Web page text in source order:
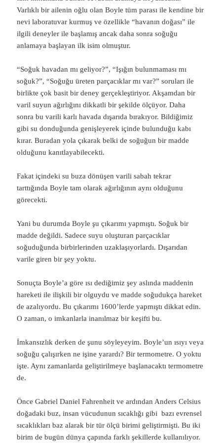
Varlıklı bir ailenin oğlu olan Boyle tüm parası ile kendine bir
nevi laboratuvar kurmuş ve özellikle “havanın doğası” ile
ilgili deneyler ile başlamış ancak daha sonra soğuğu
anlamaya başlayan ilk isim olmuştur.
“Soğuk havadan mı geliyor?”, “Işığın bulunmaması mı
soğuk?”, “Soğuğu üreten parçacıklar mı var?” soruları ile
birlikte çok basit bir deney gerçekleştiriyor. Akşamdan bir
varil suyun ağırlığını dikkatli bir şekilde ölçüyor. Daha
sonra bu varili karlı havada dışarıda bırakıyor. Bildiğimiz
gibi su donduğunda genişleyerek içinde bulunduğu kabı
kırar. Buradan yola çıkarak belki de soğuğun bir madde
olduğunu kanıtlayabilecekti.
Fakat içindeki su buza dönüşen varili sabah tekrar
tarttığında Boyle tam olarak ağırlığının aynı olduğunu
görecekti.
Yani bu durumda Boyle şu çıkarımı yapmıştı. Soğuk bir
madde değildi. Sadece suyu oluşturan parçacıklar
soğuduğunda birbirlerinden uzaklaşıyorlardı. Dışarıdan
varile giren bir şey yoktu.
Sonuçta Boyle’a göre ısı dediğimiz şey aslında maddenin
hareketi ile ilişkili bir olguydu ve madde soğudukça hareket
de azalıyordu. Bu çıkarımı 1600’lerde yapmıştı dikkat edin.
O zaman, o imkanlarla inanılmaz bir keşifti bu.
İmkansızlık derken de şunu söyleyeyim. Boyle’un ısıyı veya
soğuğu çalışırken ne işine yarardı? Bir termometre. O yoktu
işte. Aynı zamanlarda geliştirilmeye başlanacaktı termometre
de.
Önce Gabriel Daniel Fahrenheit ve ardından Anders Celsius
doğadaki buz, insan vücudunun sıcaklığı gibi bazı evrensel
sıcaklıkları baz alarak bir tür ölçü birimi geliştirmişti. Bu iki
birim de bugün dünya çapında farklı şekillerde kullanılıyor.